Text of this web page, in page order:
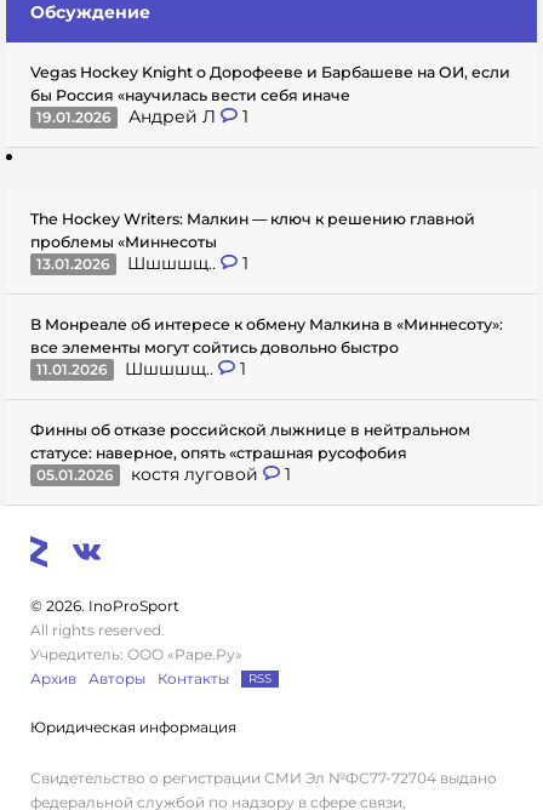
Обсуждение
Vegas Hockey Knight о Дорофееве и Барбашеве на ОИ, если
бы Россия «научилась вести себя иначе
19.01.2026
Андрей Л 1
The Hockey Writers: Малкин — ключ к решению главной
проблемы «Миннесоты
13.01.2026
Шшшшщ.. 1
В Монреале об интересе к обмену Малкина в «Миннесоту»:
все элементы могут сойтись довольно быстро
11.01.2026
Шшшшщ.. 1
Финны об отказе российской лыжнице в нейтральном
статусе: наверное, опять «страшная русофобия
05.01.2026
костя луговой 1
© 2026. InoProSport
All rights reserved.
Учредитель: ООО «Раре.Ру»
Архив
Авторы Контакты RSS
Юридическая информация
Свидетельство о регистрации СМИ Эл №ФС77-72704 выдано
федеральной службой по надзору в сфере связи,